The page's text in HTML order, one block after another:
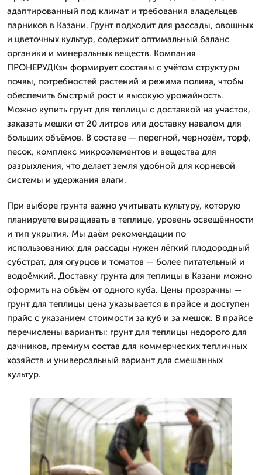
адаптированный под климат и требования владельцев
парников в Казани. Грунт подходит для рассады, овощных
и цветочных культур, содержит оптимальный баланс
органики и минеральных веществ. Компания
ПРОНЕРУДКзн формирует составы с учётом структуры
почвы, потребностей растений и режима полива, чтобы
обеспечить быстрый рост и высокую урожайность.
Можно купить грунт для теплицы с доставкой на участок,
заказать мешки от 20 литров или доставку навалом для
больших объёмов. В составе — перегной, чернозём, торф,
песок, комплекс микроэлементов и вещества для
разрыхления, что делает земля удобной для корневой
системы и удержания влаги.
При выборе грунта важно учитывать культуру, которую
планируете выращивать в теплице, уровень освещённости
и тип укрытия. Мы даём рекомендации по
использованию: для рассады нужен лёгкий плодородный
субстрат, для огурцов и томатов — более питательный и
водоёмкий. Доставку грунта для теплицы в Казани можно
оформить на объём от одного куба. Цены прозрачны —
грунт для теплицы цена указывается в прайсе и доступен
прайс с указанием стоимости за куб и за мешок. В прайсе
перечислены варианты: грунт для теплицы недорого для
дачников, премиум состав для коммерческих тепличных
хозяйств и универсальный вариант для смешанных
культур.